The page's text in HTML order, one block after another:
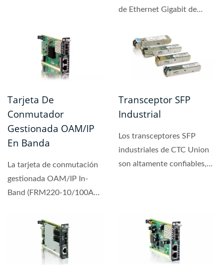
de Ethernet Gigabit de
Tarjeta De
Conmutador
Gestionada OAM/IP
En Banda
La tarjeta de conmutación
gestionada OAM/IP In-
Band (FRM220-10/100AS-
Ethernet...
Transceptor SFP
Industrial
Los transceptores SFP
industriales de CTC Union
son altamente confiables,